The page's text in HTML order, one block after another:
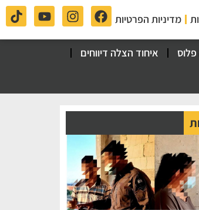
מדיניות הפרטיות
איחוד הצלה דיווחים